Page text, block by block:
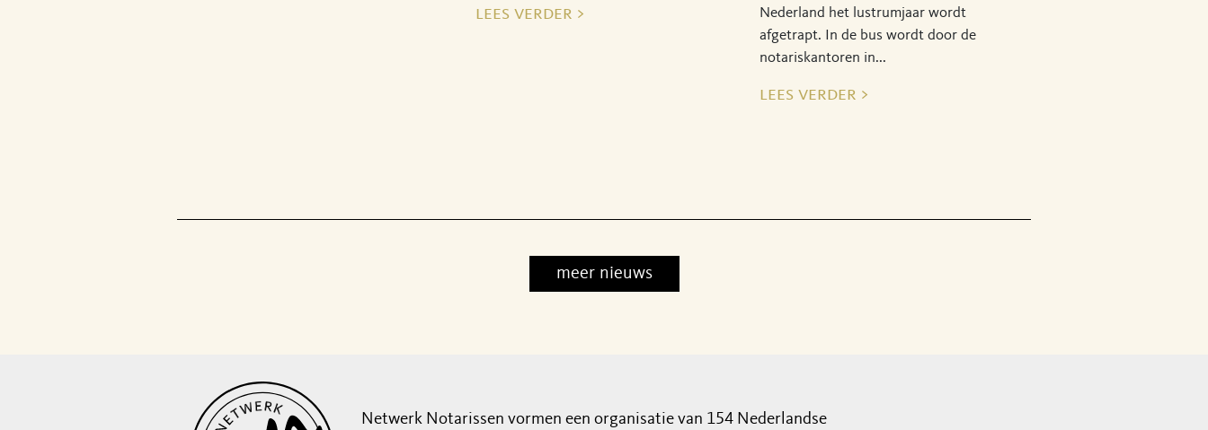
lees verder >
Nederland het lustrumjaar wordt
afgetrapt. In de bus wordt door de
notariskantoren in...
lees verder >
meer nieuws
Netwerk Notarissen vormen een organisatie van 154 Nederlandse